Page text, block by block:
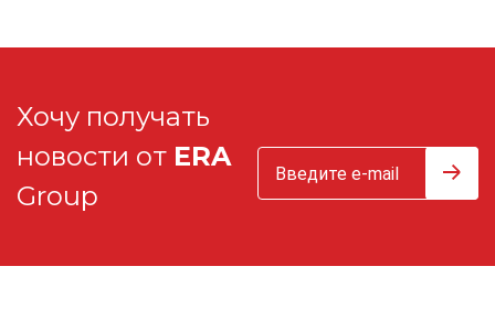
Хочу получать
новости от ERA
Group